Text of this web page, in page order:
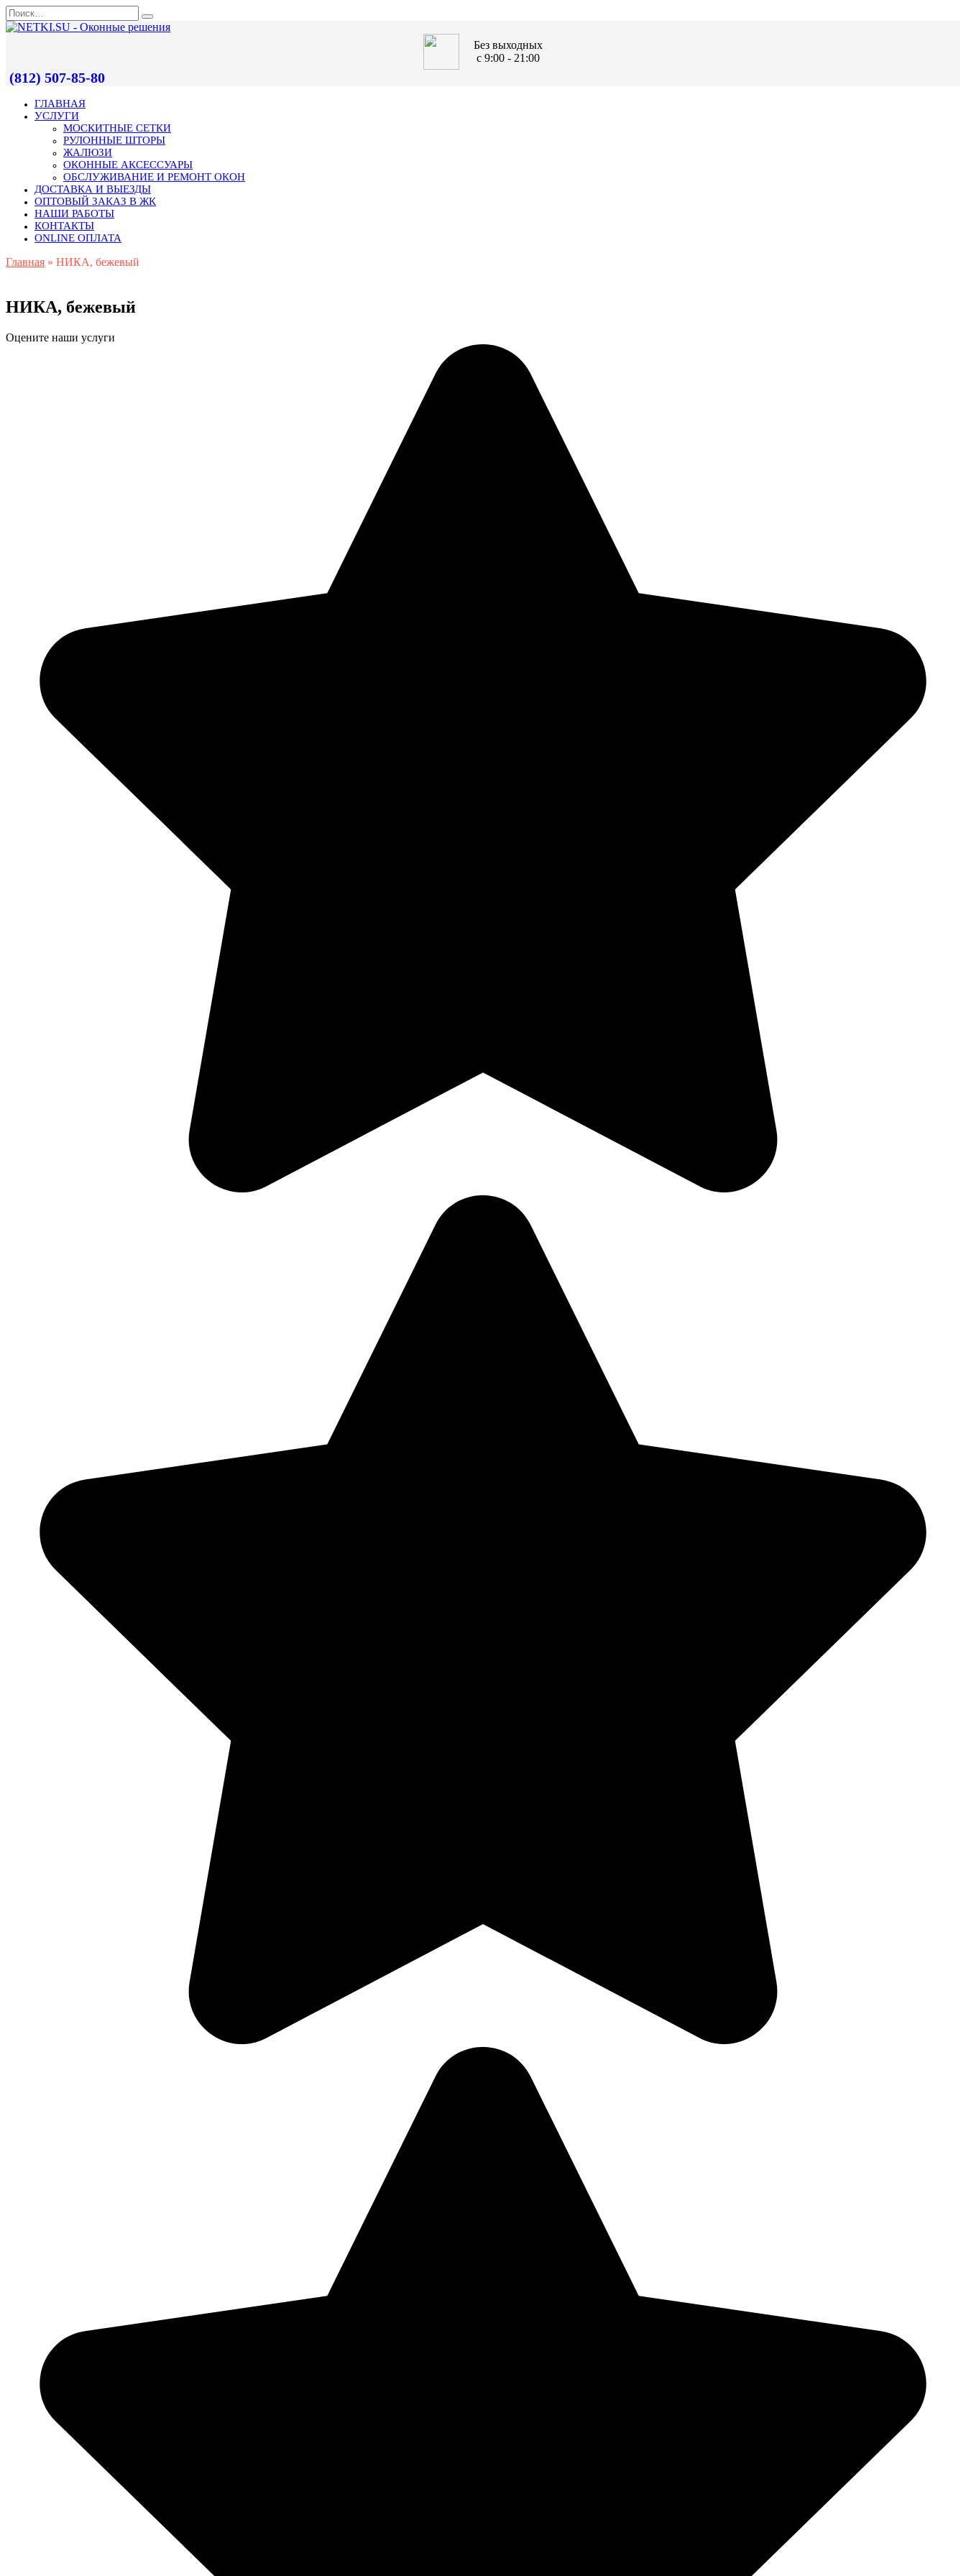
Без выходных
с 9:00 - 21:00
(812) 507-85-80
ГЛАВНАЯ
УСЛУГИ
МОСКИТНЫЕ СЕТКИ
РУЛОННЫЕ ШТОРЫ
ЖАЛЮЗИ
ОКОННЫЕ АКСЕССУАРЫ
ОБСЛУЖИВАНИЕ И РЕМОНТ ОКОН
ДОСТАВКА И ВЫЕЗДЫ
ОПТОВЫЙ ЗАКАЗ В ЖК
НАШИ РАБОТЫ
КОНТАКТЫ
ONLINE ОПЛАТА
Главная » НИКА, бежевый
НИКА, бежевый
Оцените наши услуги